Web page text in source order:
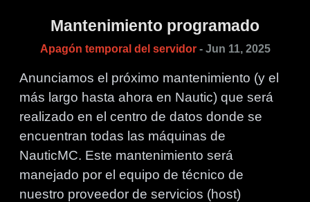
Mantenimiento programado
Apagón temporal del servidor - Jun 11, 2025
Anunciamos el próximo mantenimiento (y el
más largo hasta ahora en Nautic) que será
realizado en el centro de datos donde se
encuentran todas las máquinas de
NauticMC. Este mantenimiento será
manejado por el equipo de técnico de
nuestro proveedor de servicios (host)